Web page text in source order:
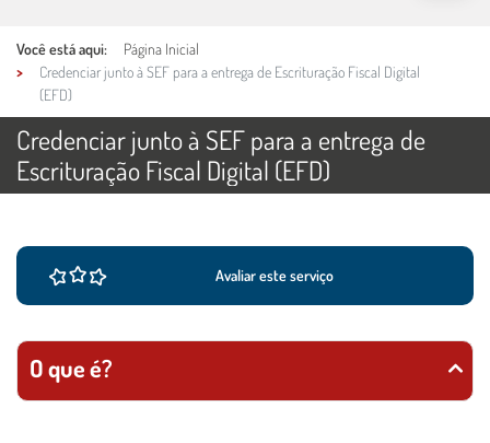
Você está aqui:
Página Inicial
Credenciar junto à SEF para a entrega de Escrituração Fiscal Digital
(EFD)
Credenciar junto à SEF para a entrega de
Escrituração Fiscal Digital (EFD)
Conteúdo Principal
Ações e informações do serviço
Avaliar este serviço
O que é?